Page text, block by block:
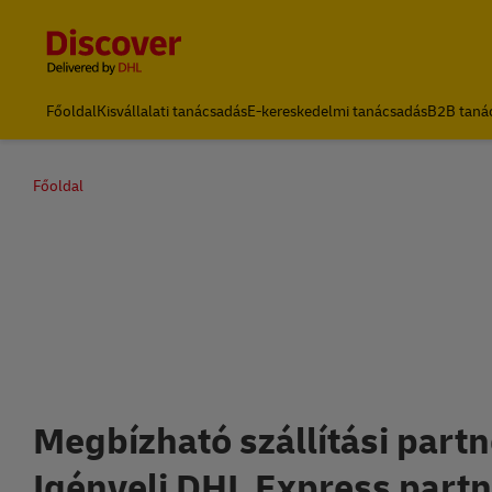
FőoldalKisvállalati tanácsadásE-kereskedelmi tanácsadásB2B
Főoldal
Megbízható szállítási